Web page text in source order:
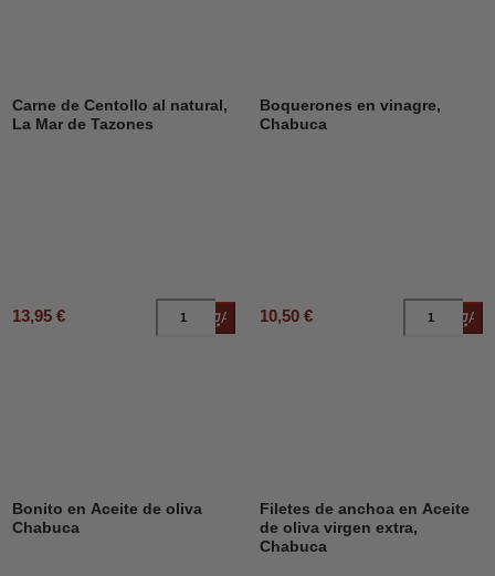
Carne de Centollo al natural,
La Mar de Tazones
13,95 € Añadir al carrito
Boquerones en vinagre,
Chabuca
10,50 €
Bonito en Aceite de oliva
Chabuca
Filetes de anchoa en Aceite
de oliva virgen extra,
Chabuca